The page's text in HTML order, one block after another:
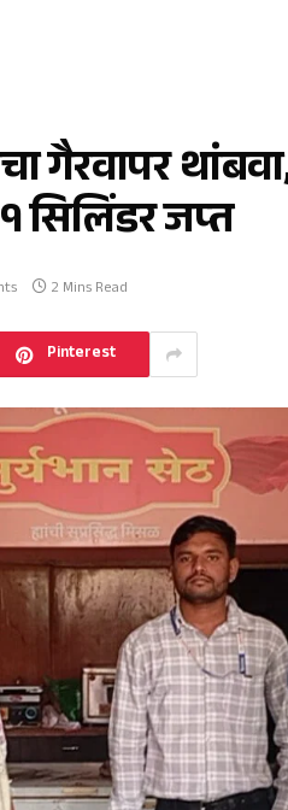
गैरवापर
सिलिंडर जप्त
2 Mins Read
Pinterest